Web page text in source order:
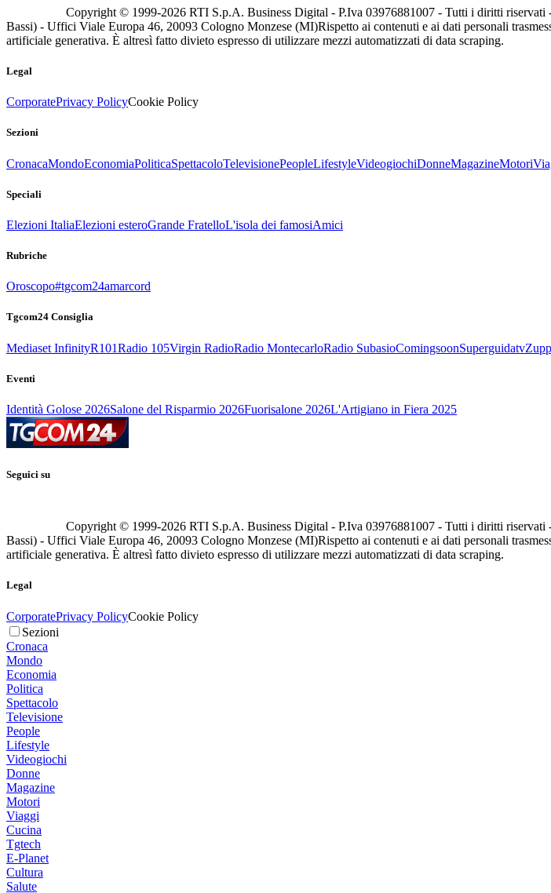
Copyright © 1999-2026 RTI S.p.A. Business Digital - P.Iva 03976881007 - Tutti i diritti
Bassi) - Uffici Viale Europa 46, 20093 Cologno Monzese (MI)Rispetto ai contenuti e ai dati personali
artificiale generativa. È altresì fatto divieto espresso di utilizzare mezzi automatizzati di data scraping.
Legal
CorporatePrivacy PolicyCookie Policy
Sezioni
CronacaMondoEconomiaPoliticaSpettacoloTelevisionePeopleLifestyleVideogiochiDonneMagazineMotori
Speciali
Elezioni ItaliaElezioni esteroGrande FratelloL'isola dei famosiAmici
Rubriche
Oroscopo#tgcom24amarcord
Tgcom24 Consiglia
Mediaset InfinityR101Radio 105Virgin RadioRadio MontecarloRadio SubasioComingsoonSuperguidatv
Eventi
Identità Golose 2026Salone del Risparmio 2026Fuorisalone 2026L'Artigiano in Fiera 2025
Seguici su
Copyright © 1999-2026 RTI S.p.A. Business Digital - P.Iva 03976881007 - Tutti i diritti
Bassi) - Uffici Viale Europa 46, 20093 Cologno Monzese (MI)Rispetto ai contenuti e ai dati personali
artificiale generativa. È altresì fatto divieto espresso di utilizzare mezzi automatizzati di data scraping.
Legal
CorporatePrivacy PolicyCookie Policy
Sezioni
Cronaca
Mondo
Economia
Politica
Spettacolo
Televisione
People
Lifestyle
Videogiochi
Donne
Magazine
Motori
Viaggi
Cucina
Tgtech
E-Planet
Cultura
Salute